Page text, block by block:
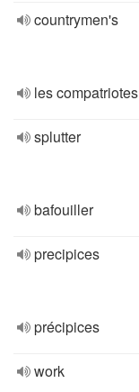
countrymen's
les compatriotes
splutter
bafouiller
precipices
précipices
work